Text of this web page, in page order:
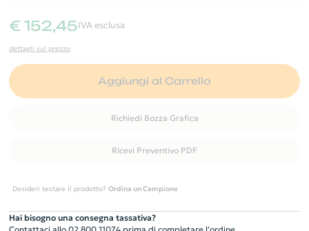
€ 152,45IVA esclusa
dettagli sul prezzo
Aggiungi al Carrello
Richiedi Bozza Grafica
Ricevi Preventivo PDF
Desideri testare il prodotto? Ordina un Campione
Hai bisogno una consegna tassativa?
Contattaci allo 02 800 11074 prima di completare l’ordine.